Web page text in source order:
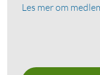
Les mer om